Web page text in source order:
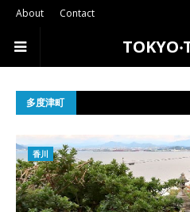
About Contact
多度津町
香川